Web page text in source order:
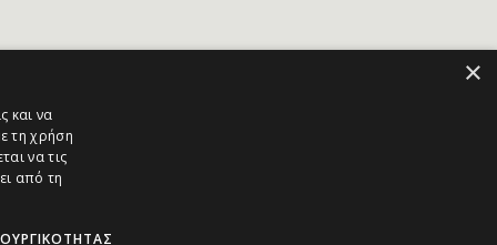
×
και να
τη χρήση
να τις
από τη